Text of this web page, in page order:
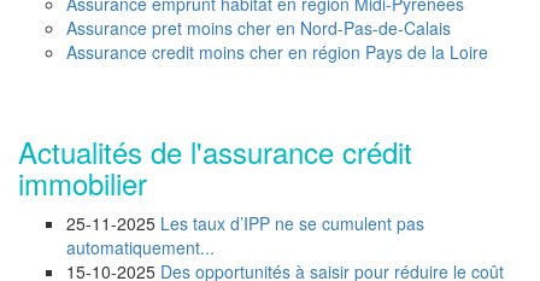
Assurance pret moins cher en Nord-Pas-de-Calais
Assurance credit moins cher en région Pays de la Loire
Actualités de l'assurance crédit
immobilier
25-11-2025 Les taux d’IPP ne se cumulent pas
automatiquement...
15-10-2025 Des opportunités à saisir pour réduire le coût